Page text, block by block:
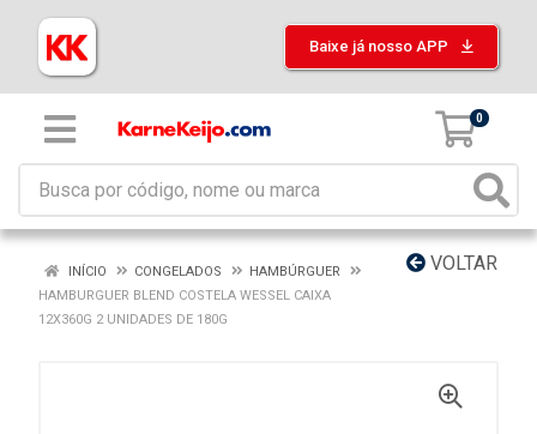
Baixe já nosso APP
0
VOLTAR
INÍCIO CONGELADOS
HAMBÚRGUER
HAMBURGUER BLEND COSTELA WESSEL CAIXA
12X360G 2 UNIDADES DE 180G